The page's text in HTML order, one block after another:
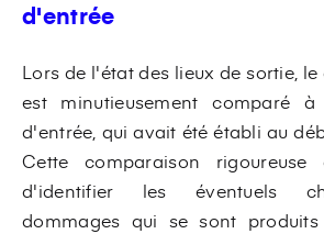
d'entrée
Lors de l'état des lieux de sortie,
est minutieusement comparé
d'entrée, qui avait été établi au
Cette comparaison
d'identifier les éventuels
dommages qui se sont